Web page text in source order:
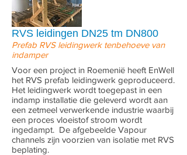
RVS leidingen DN25 tm DN800
Prefab RVS leidingwerk tenbehoeve van
indamper
Voor een project in Roemenië heeft EnWell
het RVS prefab leidingwerk geproduceerd.
Het leidingwerk wordt toegepast in een
indamp installatie die geleverd wordt aan
een zetmeel verwerkende industrie waarbij
een proces vloeistof stroom wordt
ingedampt. De afgebeelde Vapour
channels zijn voorzien van isolatie met RVS
beplating.